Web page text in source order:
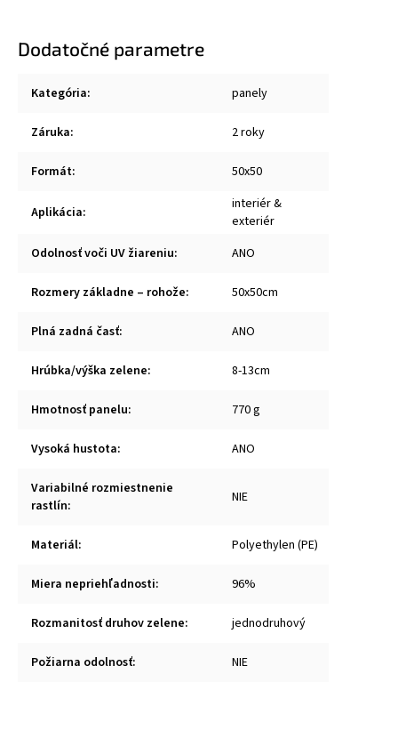
Dodatočné parametre
Kategória: panely
Záruka: 2 roky
Formát: 50x50
Aplikácia:
interiér &
exteriér
Odolnosť voči UV žiareniu: ANO
Rozmery základne – rohože: 50x50cm
Plná zadná časť: ANO
Hrúbka/výška zelene: 8-13cm
Hmotnosť panelu: 770 g
Vysoká hustota: ANO
Variabilné rozmiestnenie
rastlín: NIE
Materiál: Polyethylen (PE)
Miera nepriehľadnosti: 96%
Rozmanitosť druhov zelene: jednodruhový
Požiarna odolnosť: NIE